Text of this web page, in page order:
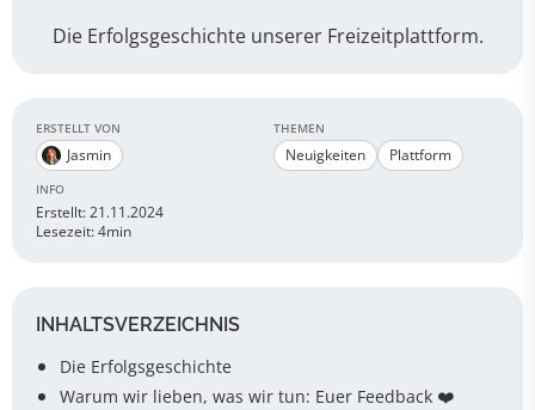
Die Erfolgsgeschichte unserer Freizeitplattform.
ERSTELLT VON
Jasmin
THEMEN
Neuigkeiten Plattform
INFO
Erstellt: 21.11.2024
Lesezeit: 4min
INHALTSVERZEICHNIS
Die Erfolgsgeschichte
Warum wir lieben, was wir tun: Euer Feedback ❤️